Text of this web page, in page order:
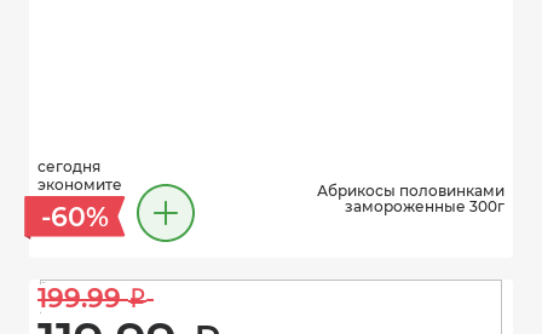
сегодня
экономите
-60%
Абрикосы половинками
замороженные 300г
199.99 i